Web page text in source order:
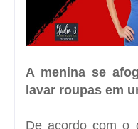
A menina se
lavar roupas em
De acordo com o